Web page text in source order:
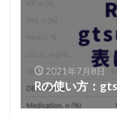
2021年7月8日
Rの使い方：